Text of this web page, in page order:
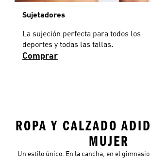
Sujetadores
La sujeción perfecta para todos los
deportes y todas las tallas.
Comprar
ROPA Y CALZADO
MUJER
Un estilo único. En la cancha, en el gimnasio